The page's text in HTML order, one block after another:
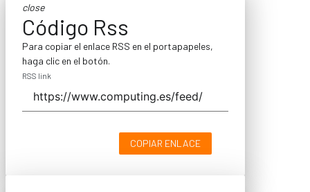
close
Código Rss
Para copiar el enlace RSS en el portapapeles,
haga clic en el botón.
RSS link
COPIAR ENLACE